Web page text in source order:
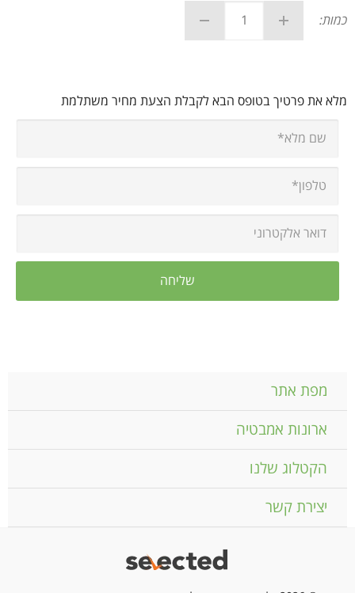
כמות:
מלא את פרטיך בטופס הבא לקבלת הצעת מחיר משתלמת
מפת אתר
ארונות אמבטיה
הקטלוג שלנו
יצירת קשר